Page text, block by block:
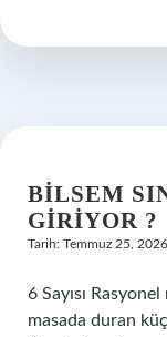
dil
BILSEM
GIRIYOR ?
Tarih: Temmuz 25, 2026
6 Sayısı
masada duran